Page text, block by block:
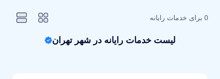
0 برای خدمات رایانه
لیست خدمات رایانه در شهر تهران